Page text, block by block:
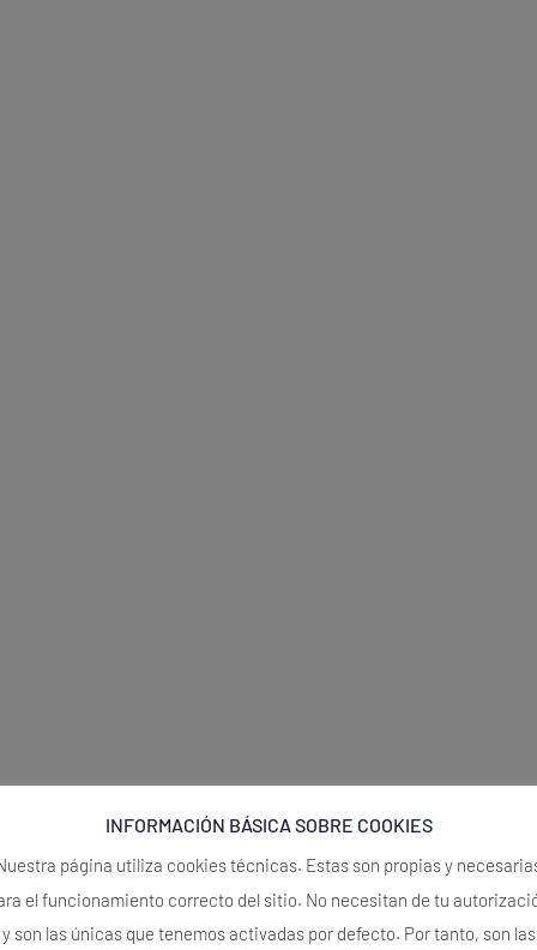
INFORMACIÓN BÁSICA SOBRE COOKIES
página utiliza cookies técnicas. Estas son propias y
el funcionamiento correcto del sitio. No necesitan de tu
y son las únicas que tenemos activadas por defecto. Por tanto, son las